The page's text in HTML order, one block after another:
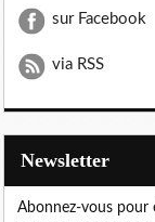
sur Facebook
via RSS
Newsletter
Abonnez-vous pour